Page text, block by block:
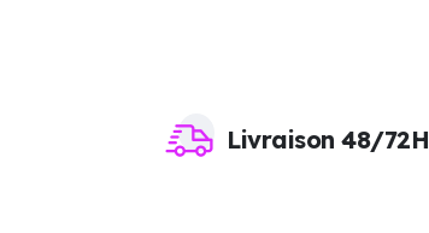
Livraison 48/72H